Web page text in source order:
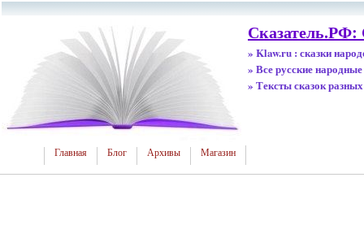
Сказатель.РФ:
» Klaw.ru : сказки
» Все русские народные
» Тексты сказок
Главная Блог Архивы Магазин